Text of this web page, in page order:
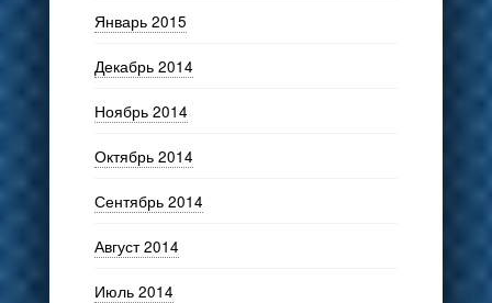
Январь 2015
Декабрь 2014
Ноябрь 2014
Октябрь 2014
Сентябрь 2014
Август 2014
Июль 2014